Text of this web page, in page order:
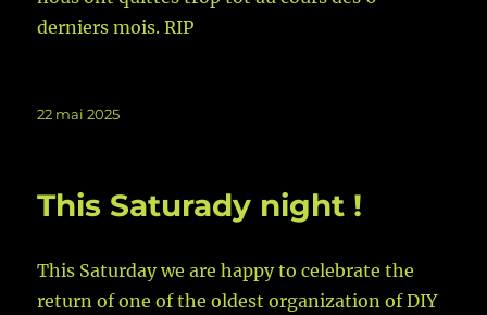
derniers mois. RIP
Publié
22 mai 2025
This Saturady night !
This Saturday we are happy to celebrate the
return of one of the oldest organization of DIY